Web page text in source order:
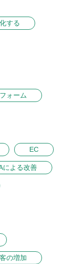
する
ォーム
EC
による改善
の増加